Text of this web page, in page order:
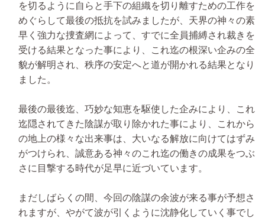
を切るように自らと手下の組織を切り離すための工作を
めぐらして最後の抵抗を試みましたが、天界の神々の素
早く強力な捜査網によって、すでに全員捕縛され裁きを
受ける結果となった事により、これ迄の根深い企みの全
貌が解明され、秩序の安定へと道が開かれる結果となり
ました。
最後の最後迄、巧妙な知恵を駆使した企みにより、これ
迄隠されてきた陰謀が取り除かれた事により、これから
の地上の様々な出来事は、大いなる解放に向けてはずみ
がつけられ、誠意ある神々のこれ迄の働きの成果をつぶ
さに目撃する時代が足早に近づいています。
まだしばらくの間、今回の陰謀の余波が来る事が予想さ
れますが、やがて波が引くように沈静化していく事でし